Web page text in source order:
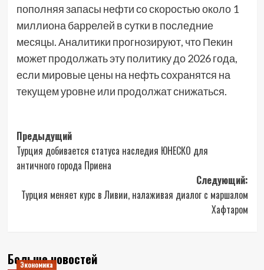
пополняя запасы нефти со скоростью около 1
миллиона баррелей в сутки в последние
месяцы. Аналитики прогнозируют, что Пекин
может продолжать эту политику до 2026 года,
если мировые цены на нефть сохранятся на
текущем уровне или продолжат снижаться.
Навигация
записи
Предыдущий
Турция добивается статуса наследия ЮНЕСКО для
античного города Приена
Следующий:
Турция меняет курс в Ливии, налаживая диалог с маршалом
Хафтаром
Больше новостей
Экономика